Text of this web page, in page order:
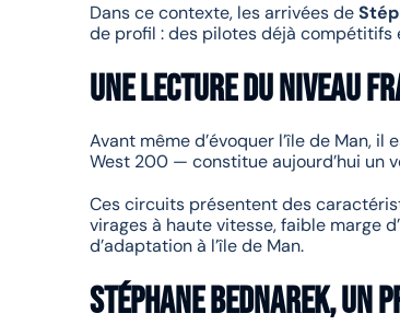
Dans ce contexte, les arrivées de
de profil : des pilotes déjà
Une lecture du niveau
Avant même d’évoquer l’île de Man,
West 200 — constitue aujourd’hui un
Ces circuits présentent des
virages à haute vitesse, faible marge
d’adaptation à l’île de Man.
Stéphane Bednarek,